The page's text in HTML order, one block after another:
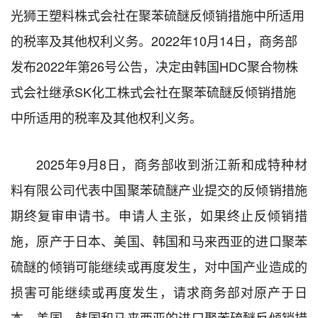
光狮王塑料株式会社在聚苯硫醚反倾销措施中所适用
的税率及其他权利义务。2022年10月14日，商务部
发布2022年第26号公告，决定由韩国HDC聚合物株
式会社继承SK化工株式会社在聚苯硫醚反倾销措施
中所适用的税率及其他权利义务。
2025年9月8日，商务部收到浙江新和成特种材
料有限公司代表中国聚苯硫醚产业提交的反倾销措施
期终复审申请书。申请人主张，如果终止反倾销措
施，原产于日本、美国、韩国和马来西亚的进口聚苯
硫醚的倾销可能继续或再度发生，对中国产业造成的
损害可能继续或再度发生，请求商务部对原产于日